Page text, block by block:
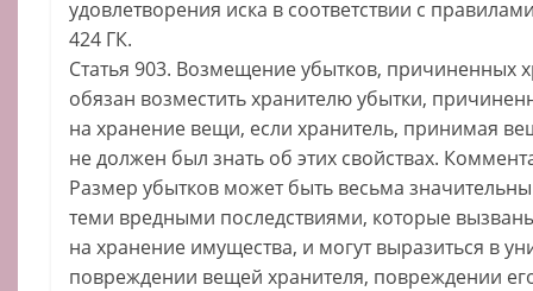
удовлетворения иска в соответствии с
424 ГК.
Статья 903. Возмещение убытков, причиненных
обязан возместить хранителю убытки,
на хранение вещи, если хранитель, принимая
не должен был знать об этих свойствах.
Размер убытков может быть весьма
теми вредными последствиями, которые
на хранение имущества, и могут выразиться в
повреждении вещей хранителя, повреждении